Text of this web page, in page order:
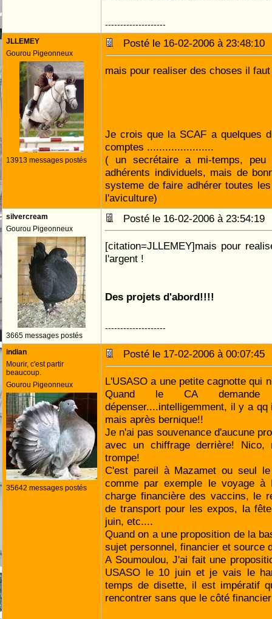
--------------------
JLLEMEY
Gourou Pigeonneux
13913 messages postés
Posté le 16-02-2006 à
mais pour realiser des choses il
Je crois que la SCAF a quelques
comptes ......................
( un secrétaire a mi-temps, peu
adhérents individuels, mais de
systeme de faire adhérer toutes
l'aviculture)
silvercream
Gourou Pigeonneux
3665 messages postés
Posté le 16-02-2006 à
[citation=JLLEMEY]mais pour
l'argent !
Des projets d'abord!!!!
--------------------
indian
Mourir, c'est partir
beaucoup.
Gourou Pigeonneux
35642 messages postés
Posté le 17-02-2006 à
L'USASO a une petite cagnotte qui
Quand le CA
dépenser....intelligemment, il y a qq
mais après bernique!!
Je n'ai pas souvenance d'aucune
avec un chiffrage derrière!
trompe!
C'est pareil à Mazamet ou seul
comme par exemple le voyage à
charge financière des vaccins, le
de transport pour les expos, la
juin, etc....
Quand on a une proposition de la
sujet personnel, financier et source
A Soumoulou, J'ai fait une
USASO le 10 juin et je vais le
temps de disette, il est impératif
rencontrer sans que le côté